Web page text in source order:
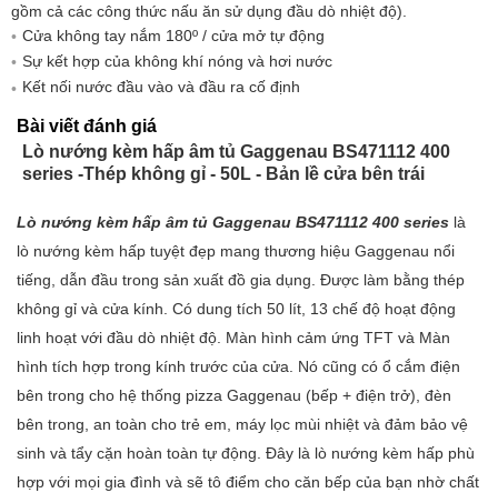
gồm cả các công thức nấu ăn sử dụng đầu dò nhiệt độ).
Cửa không tay nắm 180º / cửa mở tự động
Sự kết hợp của không khí nóng và hơi nước
Kết nối nước đầu vào và đầu ra cố định
Bài viết đánh giá
Lò nướng kèm hấp âm tủ Gaggenau BS471112 400
series -Thép không gỉ - 50L - Bản lề cửa bên trái
Lò nướng kèm hấp âm tủ Gaggenau BS471112 400 series là
lò nướng kèm hấp tuyệt đẹp mang thương hiệu Gaggenau nổi
tiếng, dẫn đầu trong sản xuất đồ gia dụng. Được làm bằng thép
không gỉ và cửa kính. Có dung tích 50 lít, 13 chế độ hoạt động
linh hoạt với đầu dò nhiệt độ. Màn hình cảm ứng TFT và Màn
hình tích hợp trong kính trước của cửa. Nó cũng có ổ cắm điện
bên trong cho hệ thống pizza Gaggenau (bếp + điện trở), đèn
bên trong, an toàn cho trẻ em, máy lọc mùi nhiệt và đảm bảo vệ
sinh và tẩy cặn hoàn toàn tự động. Đây là lò nướng kèm hấp phù
hợp với mọi gia đình và sẽ tô điểm cho căn bếp của bạn nhờ chất